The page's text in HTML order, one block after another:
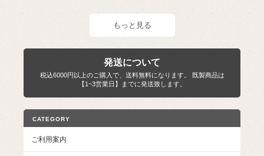
もっと見る
発送について
税込6000円以上のご購入で、送料無料になります。 既製商品は
【1~3営業日】までに発送致します。
CATEGORY
ご利用案内